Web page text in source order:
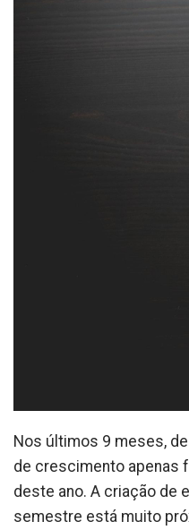
Nos últimos 9 meses,
de crescimento apenas
deste ano. A criação de
semestre está muito